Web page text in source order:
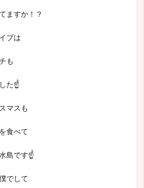
ますか！？
ブは
も
た☝
マスも
食べて
島です☝
でして